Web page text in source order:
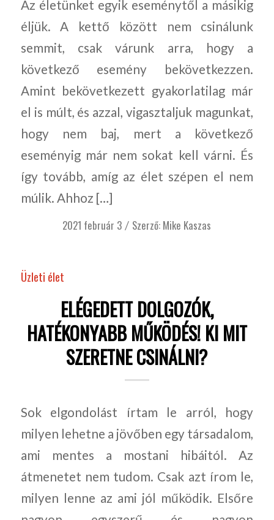
Az életünket egyik eseménytől a másikig
éljük. A kettő között nem csinálunk
semmit, csak várunk arra, hogy a
következő esemény bekövetkezzen.
Amint bekövetkezett gyakorlatilag már
el is múlt, és azzal, vigasztaljuk magunkat,
hogy nem baj, mert a következő
eseményig már nem sokat kell várni. És
így tovább, amíg az élet szépen el nem
múlik. Ahhoz […]
2021 február 3 / Szerző: Mike Kaszas
Üzleti élet
ELÉGEDETT DOLGOZÓK,
HATÉKONYABB MŰKÖDÉS! KI MIT
SZERETNE CSINÁLNI?
Sok elgondolást írtam le arról, hogy
milyen lehetne a jövőben egy társadalom,
ami mentes a mostani hibáitól. Az
átmenetet nem tudom. Csak azt írom le,
milyen lenne az ami jól működik. Elsőre